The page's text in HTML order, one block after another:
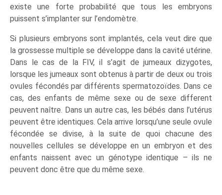
existe une forte probabilité que tous les embryons
puissent s’implanter sur l’endomètre.
Si plusieurs embryons sont implantés, cela veut dire que
la grossesse multiple se développe dans la cavité utérine.
Dans le cas de la FIV, il s’agit de jumeaux dizygotes,
lorsque les jumeaux sont obtenus à partir de deux ou trois
ovules fécondés par différents spermatozoïdes. Dans ce
cas, des enfants de même sexe ou de sexe different
peuvent naître. Dans un autre cas, les bébés dans l’utérus
peuvent être identiques. Cela arrive lorsqu’une seule ovule
fécondée se divise, à la suite de quoi chacune des
nouvelles cellules se développe en un embryon et des
enfants naissent avec un génotype identique – ils ne
peuvent donc être que du même sexe.